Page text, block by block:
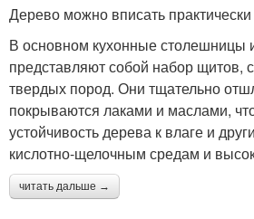
Дерево можно вписать
В основном кухонные столешницы
представляют собой набор щитов,
твердых пород. Они тщательно
покрываются лаками и маслами,
устойчивость дерева к влаге и
кислотно-щелочным средам и
читать дальше →